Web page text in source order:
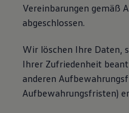
Vereinbarungen gemäß
abgeschlossen.
Wir löschen Ihre Daten,
Ihrer Zufriedenheit
anderen
Aufbewahrungsfristen)